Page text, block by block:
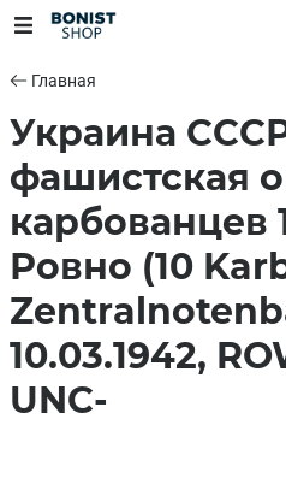
Главная
Украина
фашистская
карбованцев
Ровно (10
10.03.1942,
UNC-